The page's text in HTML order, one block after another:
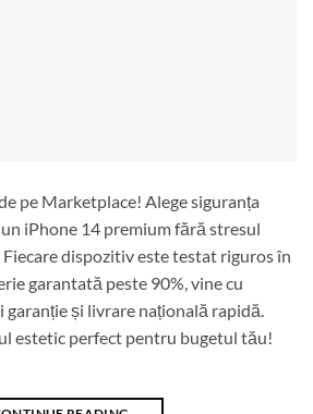
pe Marketplace! Alege siguranța
iPhone 14 premium fără stresul
dispozitiv este testat riguros în
garantată peste 90%, vine cu
garanție și livrare națională rapidă.
estetic perfect pentru bugetul tău!